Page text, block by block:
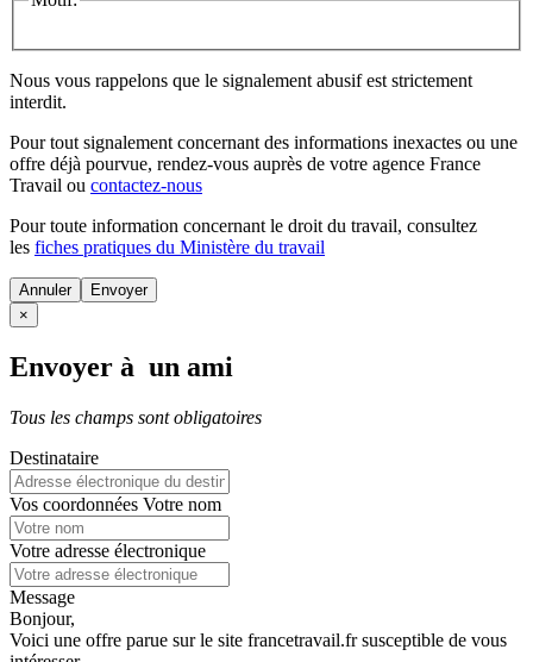
Nous vous rappelons que le signalement abusif est strictement
interdit.
Pour tout signalement concernant des informations inexactes ou une
offre déjà pourvue, rendez-vous auprès de votre agence France
Travail ou contactez-nous
Pour toute information concernant le droit du travail, consultez
les fiches pratiques du Ministère du travail
Annuler
×
Envoyer à un ami
Tous les champs sont obligatoires
Destinataire
Vos coordonnées Votre nom
Votre adresse électronique
Message
Bonjour,
Voici une offre parue sur le site francetravail.fr susceptible de vous